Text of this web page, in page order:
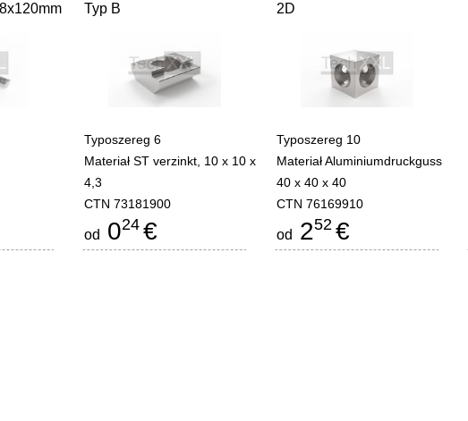
Typ B
Typoszereg 6
Materiał ST verzinkt, 10 x 10 x
4,3
CTN 73181900
od 024 €
2D
Typoszereg 10
Materiał Aluminiumdruckguss
40 x 40 x 40
CTN 76169910
od 252 €